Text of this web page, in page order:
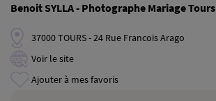
Benoit SYLLA - Photographe Mariage Tours
37000 TOURS - 24 Rue Francois Arago
Voir le site
Ajouter à mes favoris